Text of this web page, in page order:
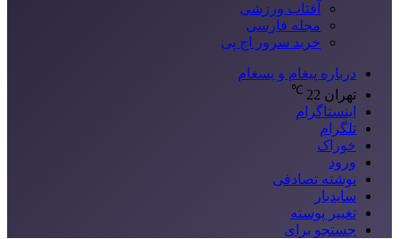
آفتاب ورزشی
مجله فارسی
خرید سرور اچ پی
درباره پیغام و پسغام
تهران 22
℃
اینستاگرام
تلگرام
خوراک
ورود
نوشته تصادفی
سایدبار
تغییر پوسته
جستجو برای